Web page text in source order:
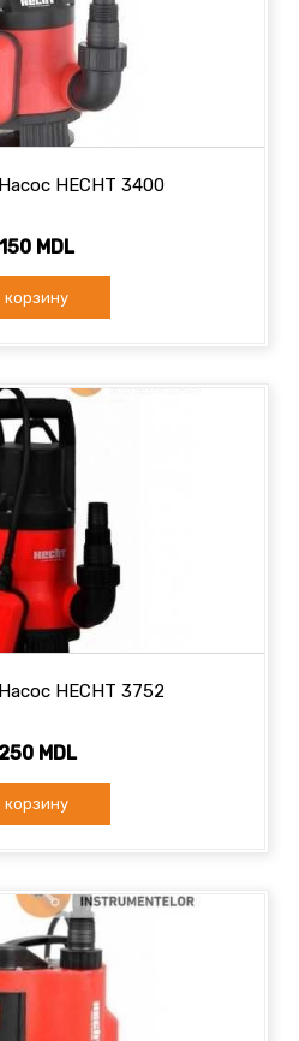
HECHT 3400
MDL
корзину
HECHT 3752
MDL
корзину